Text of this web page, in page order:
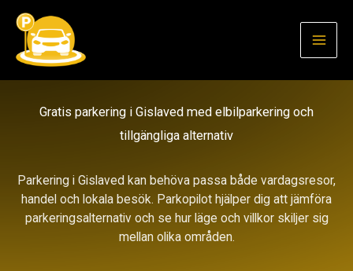
Hoppa
innehåll
Gratis parkering i Gislaved med elbilparkering och
tillgängliga alternativ
Parkering i Gislaved kan behöva passa både vardagsresor,
handel och lokala besök. Parkopilot hjälper dig att jämföra
parkeringsalternativ och se hur läge och villkor skiljer sig
mellan olika områden.